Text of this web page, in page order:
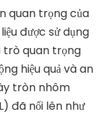
quan trọng của
được sử dụng
trò quan trọng
hiệu quả và an
tròn nhôm
đã nổi lên như